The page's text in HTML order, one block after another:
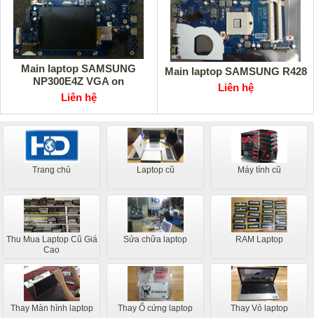
Main laptop SAMSUNG
NP300E4Z VGA on
Liên hệ
Main laptop SAMSUNG R428
Liên hệ
Trang chủ Laptop cũ Máy tính cũ
Thu Mua Laptop Cũ Giá
Cao
Sửa chữa laptop RAM Laptop
Thay Màn hình laptop Thay Ổ cứng laptop Thay Vỏ laptop